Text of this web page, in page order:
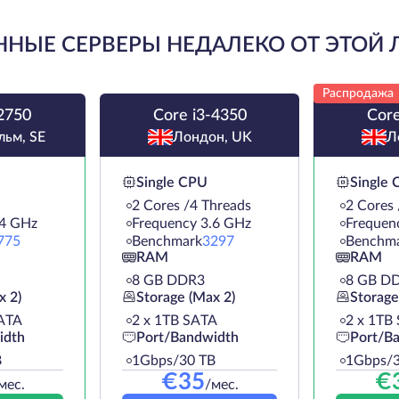
СЕРВЕРЫ НЕДАЛЕКО ОТ ЭТОЙ
SE
GHz
2)
Core i3-4350
Лондон, UK
Single CPU
2 Cores /4 Threads
Frequency 3.6 GHz
Benchmark3297
RAM
8 GB DDR3
Storage (Max 2)
2 х 1TB SATA
Port/Bandwidth
1Gbps/30 TB
€35/мес.
Распродажа
Single
2 Cores
RAM
8 GB
2 х 1TB
Port/
1Gbps/
€